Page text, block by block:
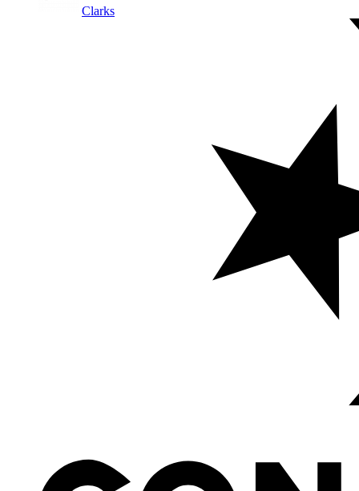
Clarks